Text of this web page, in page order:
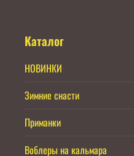
Каталог
НОВИНКИ
Зимние снасти
Приманки
Воблеры на кальмара